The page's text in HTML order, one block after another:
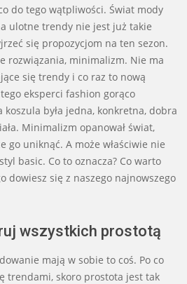
do tego wątpliwości. Świat mody
ulotne trendy nie jest już takie
się propozycjom na ten sezon.
rozwiązania, minimalizm. Nie ma
się trendy i co raz to nową
eksperci fashion gorąco
była jedna, konkretna, dobra
Minimalizm opanował świat,
go uniknąć. A może właściwie nie
basic. Co to oznacza? Co warto
dowiesz się z naszego najnowszego
wszystkich prostotą
mają w sobie to coś. Po co
trendami, skoro prostota jest tak